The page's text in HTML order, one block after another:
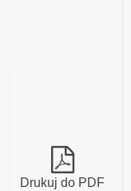
Drukuj do PDF